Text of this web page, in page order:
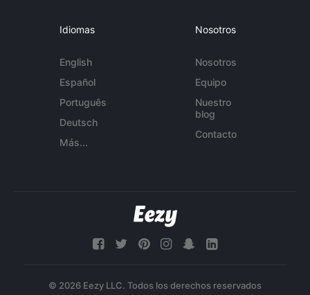
Idiomas
English
Español
Português
Deutsch
Más...
Nosotros
Nosotros
Equipo
Nuestro
blog
Contacto
© 2026 Eezy LLC. Todos los derechos reservados